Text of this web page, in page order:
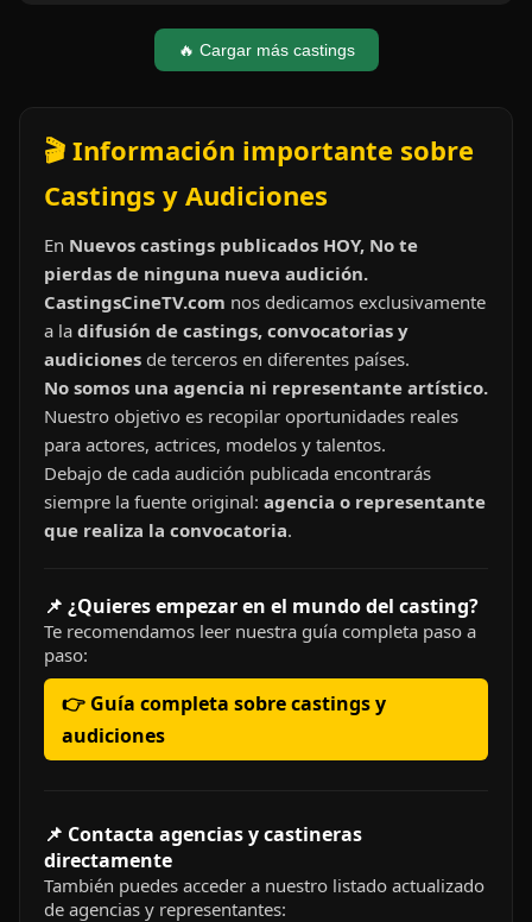
🔥 Cargar más castings
🎬 Información importante sobre
Castings y Audiciones
En Nuevos castings publicados HOY, No te
pierdas de ninguna nueva audición.
CastingsCineTV.com nos dedicamos exclusivamente
a la difusión de castings, convocatorias y
audiciones de terceros en diferentes países.
No somos una agencia ni representante artístico.
Nuestro objetivo es recopilar oportunidades reales
para actores, actrices, modelos y talentos.
Debajo de cada audición publicada encontrarás
siempre la fuente original: agencia o representante
que realiza la convocatoria.
📌 ¿Quieres empezar en el mundo del casting?
Te recomendamos leer nuestra guía completa paso a
paso:
👉 Guía completa sobre castings y
audiciones
📌 Contacta agencias y castineras
directamente
También puedes acceder a nuestro listado actualizado
de agencias y representantes: